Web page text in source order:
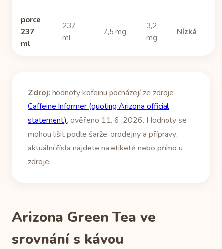
porce
237
ml
237
ml
7,5 mg
3,2
mg
Nízká
Zdroj: hodnoty kofeinu pocházejí ze zdroje
Caffeine Informer (quoting Arizona official
statement), ověřeno 11. 6. 2026. Hodnoty se
mohou lišit podle šarže, prodejny a přípravy;
aktuální čísla najdete na etiketě nebo přímo u
zdroje.
Arizona Green Tea ve
srovnání s kávou